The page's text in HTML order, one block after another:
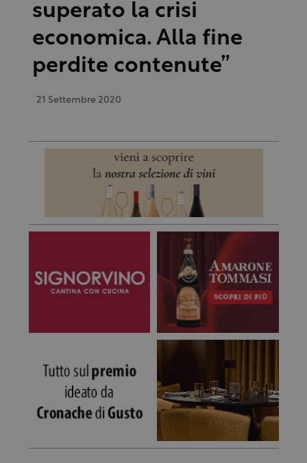
superato la crisi
economica. Alla fine
perdite contenute”
21 Settembre 2020